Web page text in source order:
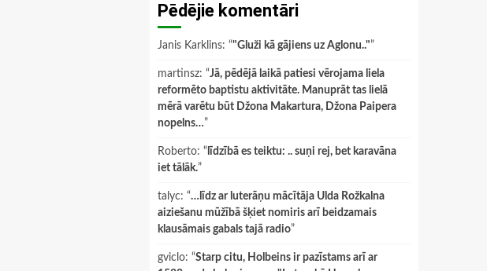
Pēdējie komentāri
Janis Karklins: “"Gluži kā gājiens uz Aglonu.."”
martinsz: “Jā, pēdējā laikā patiesi vērojama liela
reformēto baptistu aktivitāte. Manuprāt tas lielā
mērā varētu būt Džona Makartura, Džona Paipera
nopelns…”
Roberto: “ līdzībā es teiktu: .. suņi rej, bet karavāna
iet tālāk.”
talyc: “…līdz ar luterāņu mācītāja Ulda Rožkalna
aiziešanu mūžībā šķiet nomiris arī beidzamais
klausāmais gabals tajā radio”
gviclo: “Starp citu, Holbeins ir pazīstams arī ar